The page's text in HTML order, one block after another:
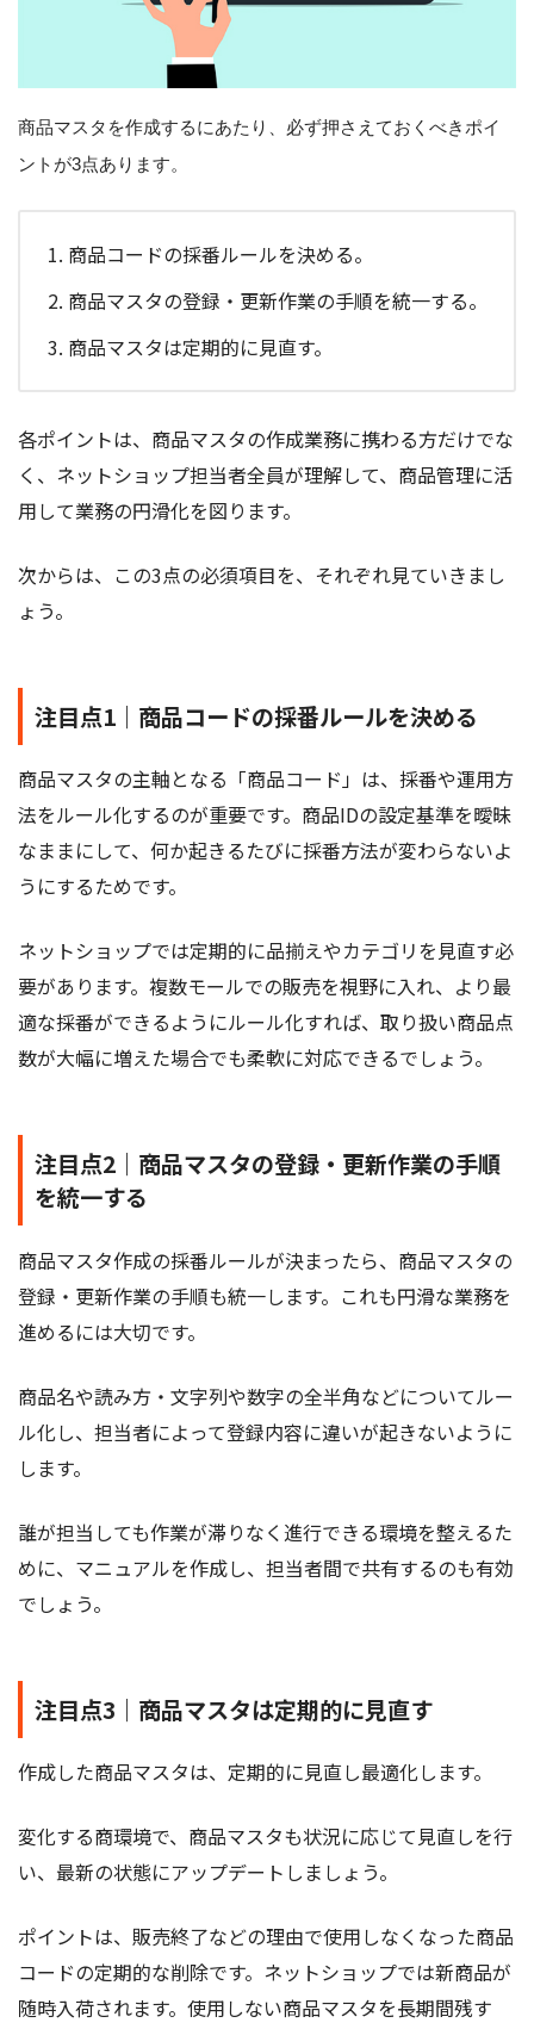
商品マスタを作成するにあたり、必ず押さえておくべきポイ
ントが3点あります。
商品コードの採番ルールを決める。
商品マスタの登録・更新作業の手順を統一する。
商品マスタは定期的に見直す。
各ポイントは、商品マスタの作成業務に携わる方だけでな
く、ネットショップ担当者全員が理解して、商品管理に活
用して業務の円滑化を図ります。
次からは、この3点の必須項目を、それぞれ見ていきまし
ょう。
注目点1｜商品コードの採番ルールを決める
商品マスタの主軸となる「商品コード」は、採番や運用方
法をルール化するのが重要です。商品IDの設定基準を曖昧
なままにして、何か起きるたびに採番方法が変わらないよ
うにするためです。
ネットショップでは定期的に品揃えやカテゴリを見直す必
要があります。複数モールでの販売を視野に入れ、より最
適な採番ができるようにルール化すれば、取り扱い商品点
数が大幅に増えた場合でも柔軟に対応できるでしょう。
注目点2｜商品マスタの登録・更新作業の手順
を統一する
商品マスタ作成の採番ルールが決まったら、商品マスタの
登録・更新作業の手順も統一します。これも円滑な業務を
進めるには大切です。
商品名や読み方・文字列や数字の全半角などについてルー
ル化し、担当者によって登録内容に違いが起きないように
します。
誰が担当しても作業が滞りなく進行できる環境を整えるた
めに、マニュアルを作成し、担当者間で共有するのも有効
でしょう。
注目点3｜商品マスタは定期的に見直す
作成した商品マスタは、定期的に見直し最適化します。
変化する商環境で、商品マスタも状況に応じて見直しを行
い、最新の状態にアップデートしましょう。
ポイントは、販売終了などの理由で使用しなくなった商品
コードの定期的な削除です。ネットショップでは新商品が
随時入荷されます。使用しない商品マスタを長期間残す